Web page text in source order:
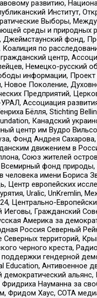
развитию,
Институт,
Выборы,
среды и природных
фонд,
Коалиция по
центр,
Немецко-русский
информации, Проект
Новое Поколение,
Предприятий,
Ассоциация
Бёлля, Stichting
Канадский
центр им Вудро
Фонд Андрея
движением в
Союз жителей
Всемирный фонд
человека имени Бориса
Центр европейских
Uralic, UnKremlin,
Центрально-
Иеговы, Гражданский
Америка за
Россия Северный
территорий,
черного креста,
гендерной
Education, Антивоенное
демократический
Науманна за
Фридом Хаус, СОТА